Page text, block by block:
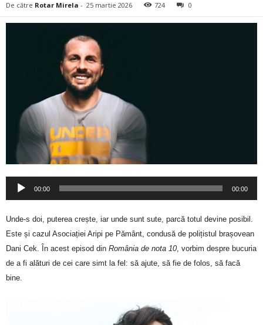
De către Rotar Mirela - 25 martie 2026 724 0
Player
00:00 00:00
Unde-s doi, puterea crește, iar unde sunt sute, parcă totul devine posibil.
Este și cazul Asociației Aripi pe Pământ, condusă de polițistul brașovean
Dani Cek. În acest episod din România de nota 10 , vorbim despre bucuria
de a fi alături de cei care simt la fel: să ajute, să fie de folos, să facă
bine.